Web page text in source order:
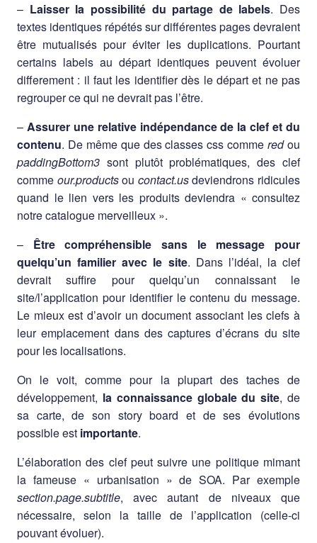
– Laisser la possibilité du partage de labels. Des
textes identiques répétés sur différentes pages devraient
être mutualisés pour éviter les duplications. Pourtant
certains labels au départ identiques peuvent évoluer
differement : il faut les identifier dès le départ et ne pas
regrouper ce qui ne devrait pas l’être.
– Assurer une relative indépendance de la clef et du
contenu. De même que des classes css commeredou
paddingBottom3 sont plutôt problématiques, des clef
comme our.productsou contact.usdeviendrons ridicules
quand le lien vers les produits deviendra « consultez
notre catalogue merveilleux ».
– Être compréhensible sans le message pour
quelqu’un familier avec le site. Dans l’idéal, la clef
devrait suffire pour quelqu’un connaissant le
site/l’application pour identifier le contenu du message.
Le mieux est d’avoir un document associant les clefs à
leur emplacement dans des captures d’écrans du site
pour les localisations.
On le voit, comme pour la plupart des taches de
développement, la connaissance globale du site, de
sa carte, de son story board et de ses évolutions
possible est importante.
L’élaboration des clef peut suivre une politique mimant
la fameuse « urbanisation » de SOA. Par exemple
section.page.subtitle, avec autant de niveaux que
nécessaire, selon la taille de l’application (celle-ci
pouvant évoluer).